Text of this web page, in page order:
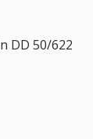
DD 50/622